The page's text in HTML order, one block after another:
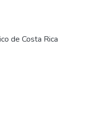
de Costa Rica